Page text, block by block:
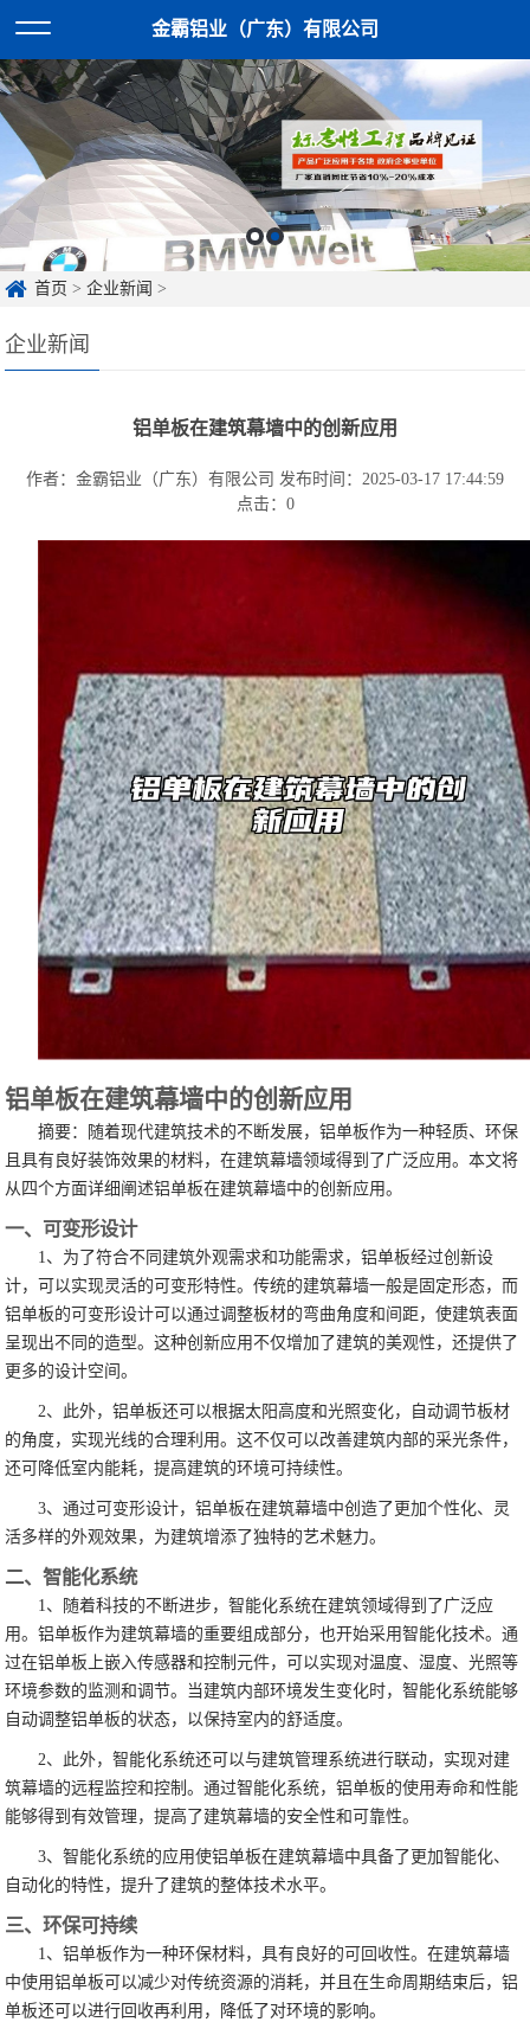
金霸铝业（广东）有限公司
首页 >企业新闻 >
企业新闻
铝单板在建筑幕墙中的创新应用
作者：金霸铝业（广东）有限公司 发布时间：2025-03-17 17:44:59
点击： 0
铝单板在建筑幕墙中的创新应用
摘要：随着现代建筑技术的不断发展，铝单板作为一种轻质、环保
且具有良好装饰效果的材料，在建筑幕墙领域得到了广泛应用。本文将
从四个方面详细阐述铝单板在建筑幕墙中的创新应用。
一、可变形设计
1、为了符合不同建筑外观需求和功能需求，铝单板经过创新设
计，可以实现灵活的可变形特性。传统的建筑幕墙一般是固定形态，而
铝单板的可变形设计可以通过调整板材的弯曲角度和间距，使建筑表面
呈现出不同的造型。这种创新应用不仅增加了建筑的美观性，还提供了
更多的设计空间。
2、此外，铝单板还可以根据太阳高度和光照变化，自动调节板材
的角度，实现光线的合理利用。这不仅可以改善建筑内部的采光条件，
还可降低室内能耗，提高建筑的环境可持续性。
3、通过可变形设计，铝单板在建筑幕墙中创造了更加个性化、灵
活多样的外观效果，为建筑增添了独特的艺术魅力。
二、智能化系统
1、随着科技的不断进步，智能化系统在建筑领域得到了广泛应
用。铝单板作为建筑幕墙的重要组成部分，也开始采用智能化技术。通
过在铝单板上嵌入传感器和控制元件，可以实现对温度、湿度、光照等
环境参数的监测和调节。当建筑内部环境发生变化时，智能化系统能够
自动调整铝单板的状态，以保持室内的舒适度。
2、此外，智能化系统还可以与建筑管理系统进行联动，实现对建
筑幕墙的远程监控和控制。通过智能化系统，铝单板的使用寿命和性能
能够得到有效管理，提高了建筑幕墙的安全性和可靠性。
3、智能化系统的应用使铝单板在建筑幕墙中具备了更加智能化、
自动化的特性，提升了建筑的整体技术水平。
三、环保可持续
1、铝单板作为一种环保材料，具有良好的可回收性。在建筑幕墙
中使用铝单板可以减少对传统资源的消耗，并且在生命周期结束后，铝
单板还可以进行回收再利用，降低了对环境的影响。